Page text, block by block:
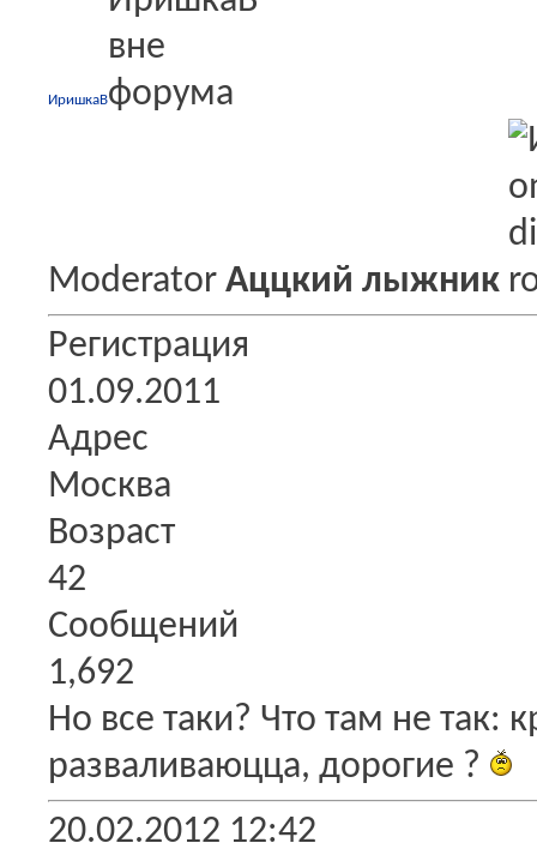
ИришкаВ
Moderator Аццкий лыжник
Регистрация
01.09.2011
Адрес
Москва
Возраст
42
Сообщений
1,692
Но все таки? Что там не так:
разваливаюцца, дорогие ?
20.02.2012 12:42